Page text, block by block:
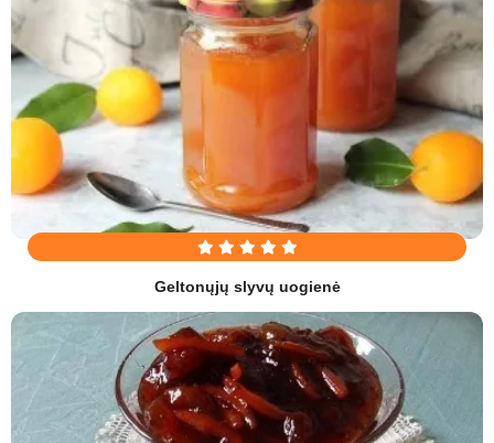
Geltonųjų slyvų uogienė